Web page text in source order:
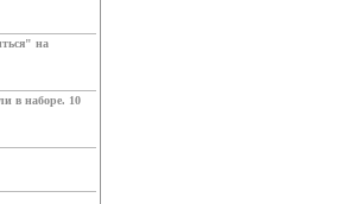
на
в наборе. 10